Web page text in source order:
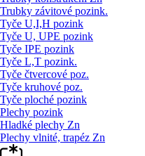
Trubky závitové pozink.
Tyče U,I,H pozink
Tyče U, UPE pozink
Tyče IPE pozink
Tyče L,T pozink.
Tyče čtvercové poz.
Tyče kruhové poz.
Tyče ploché pozink
Plechy pozink
Hladké plechy Zn
Plechy vlnité, trapéz Zn